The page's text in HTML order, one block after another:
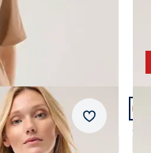
Merkzettel